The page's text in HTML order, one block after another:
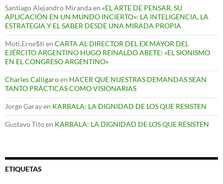
Santiago Alejandro Mirandaen «EL ARTE DE PENSAR. SU
APLICACIÓN EN UN MUNDO INCIERTO»: LA INTELIGENCIA, LA
ESTRATEGIA Y EL SABER DESDE UNA MIRADA PROPIA
Moti,Erne$ti en CARTA AL DIRECTOR DEL EX MAYOR DEL
EJÉRCITO ARGENTINO HUGO REINALDO ABETE: «EL SIONISMO
EN EL CONGRESO ARGENTINO»
Charles Calligaroen HACER QUE NUESTRAS DEMANDAS SEAN
TANTO PRÁCTICAS COMO VISIONARIAS
Jorge Garayen KARBALA: LA DIGNIDAD DE LOS QUE RESISTEN
Gustavo Titoen KARBALA: LA DIGNIDAD DE LOS QUE RESISTEN
ETIQUETAS